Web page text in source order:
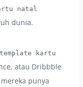
natal
dunia.
template kartu
atau Dribbble
punya